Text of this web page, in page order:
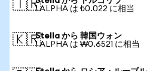
🇹🇷1 ALPHA は ₺0.022 に相当
🇰🇷Stella から 韓国ウォン
1 ALPHA は ₩0.6521 に相当